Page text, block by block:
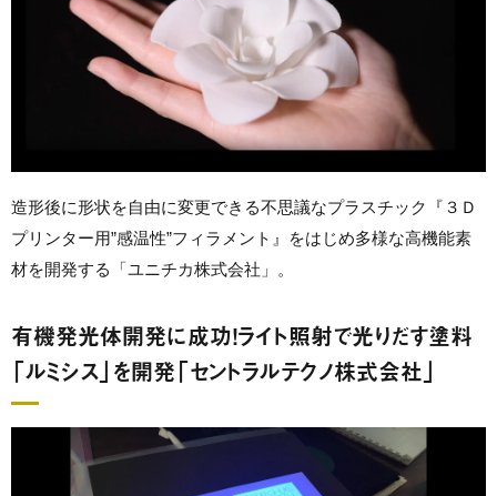
造形後に形状を自由に変更できる不思議なプラスチック『３Ｄ
プリンター用”感温性”フィラメント』をはじめ多様な高機能素
材を開発する「ユニチカ株式会社」。
有機発光体開発に成功！ライト照射で光りだす塗料
「ルミシス」を開発「セントラルテクノ株式会社」